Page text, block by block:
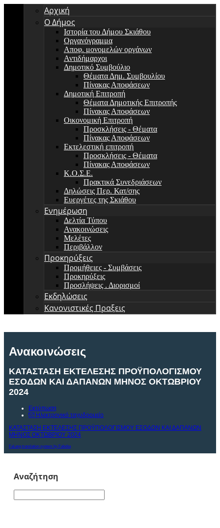
Αρχική
Ο Δήμος
Ιστορία του Δήμου Σκιάθου
Οργανόγραμμα
Αποφ. μονομελών οργάνων
Αντιδήμαρχοι
Δημοτικό Συμβούλιο
Θέματα Δημ. Συμβουλίου
Πίνακας Αποφάσεων
Δημοτική Επιτροπή
Θέματα Δημοτικής Επιτροπής
Πίνακας Αποφάσεων
Οικονομική Επιτροπή
Προσκλήσεις - Θέματα
Πίνακας Αποφάσεων
Εκτελεστική επιτροπή
Προσκλήσεις - Θέματα
Πίνακας Αποφάσεων
Κ.Ο.Σ.Ε.
Πρακτικά Συνεδριάσεων
Δηλώσεις Περ. Κατ/σης
Ευεργέτες της Σκιάθου
Ενημέρωση
Δελτία Τύπου
Ανακοινώσεις
Μελέτες
Περιβάλλον
Προκηρύξεις
Προμήθειες - Συμβάσεις
Προκηρύξεις
Προσλήψεις . Διορισμοί
Εκδηλώσεις
Κανονιστικές Πραξεις
Ανακοινώσεις
ΚΑΤΑΣΤΑΣΗ ΕΚΤΕΛΕΣΗΣ ΠΡΟΫΠΟΛΟΓΙΣΜΟΥ
ΕΣΟΔΩΝ ΚΑΙ ΔΑΠΑΝΩΝ ΜΗΝΟΣ ΟΚΤΩΒΡΙΟΥ
2024
Εκτύπωση
Ηλεκτρονικό ταχυδρομείο
ΚΑΤΑΣΤΑΣΗ ΕΚΤΕΛΕΣΗΣ ΠΡΟΫΠΟΛΟΓΙΣΜΟΥ ΕΣΟΔΩΝ ΚΑΙ ΔΑΠΑΝΩΝ
ΜΗΝΟΣ ΟΚΤΩΒΡΙΟΥ 2024
FaLang translation system by Faboba
Αναζήτηση